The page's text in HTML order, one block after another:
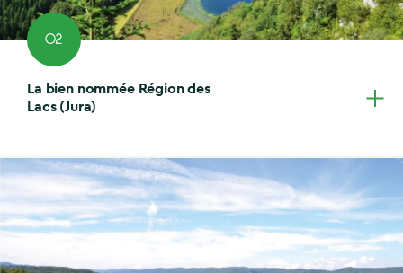
02
La bien nommée Région des
Lacs (Jura)